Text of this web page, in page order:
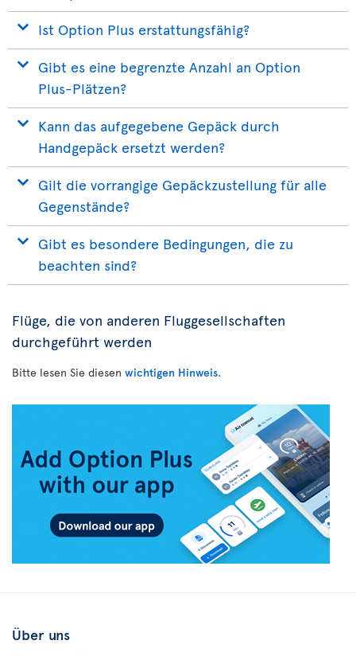
Ist Option Plus erstattungsfähig?
Gibt es eine begrenzte Anzahl an Option
Plus-Plätzen?
Kann das aufgegebene Gepäck durch
Handgepäck ersetzt werden?
Gilt die vorrangige Gepäckzustellung für alle
Gegenstände?
Gibt es besondere Bedingungen, die zu
beachten sind?
Flüge, die von anderen Fluggesellschaften
durchgeführt werden
Bitte lesen Sie diesen wichtigen Hinweis.
Über uns